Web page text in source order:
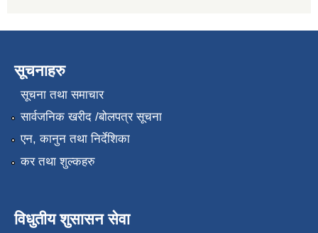
सूचनाहरु
सूचना तथा समाचार
सार्वजनिक खरीद /बोलपत्र सूचना
एन, कानुन तथा निर्देशिका
कर तथा शुल्कहरु
विधुतीय शुसासन सेवा